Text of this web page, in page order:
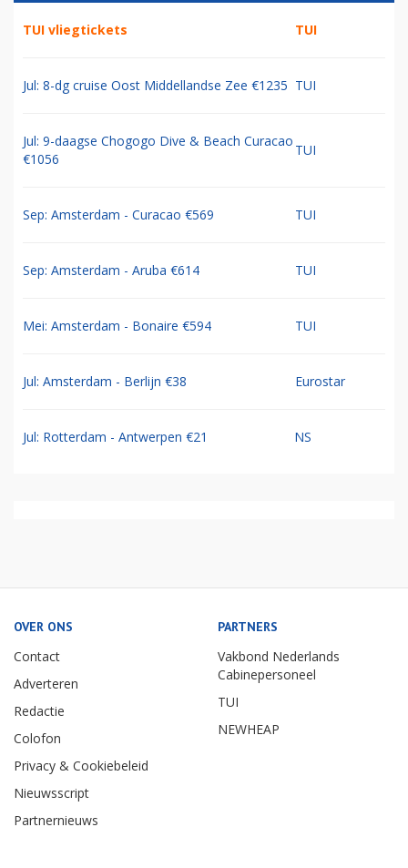
TUI vliegtickets TUI
Jul: 8-dg cruise Oost Middellandse Zee €1235 TUI
Jul: 9-daagse Chogogo Dive & Beach Curacao
€1056
TUI
Sep: Amsterdam - Curacao €569 TUI
Sep: Amsterdam - Aruba €614 TUI
Mei: Amsterdam - Bonaire €594 TUI
Jul: Amsterdam - Berlijn €38 Eurostar
Jul: Rotterdam - Antwerpen €21 NS
OVER ONS
Contact
Adverteren
Redactie
Colofon
Privacy & Cookiebeleid
Nieuwsscript
Partnernieuws
PARTNERS
Vakbond Nederlands
Cabinepersoneel
TUI
NEWHEAP